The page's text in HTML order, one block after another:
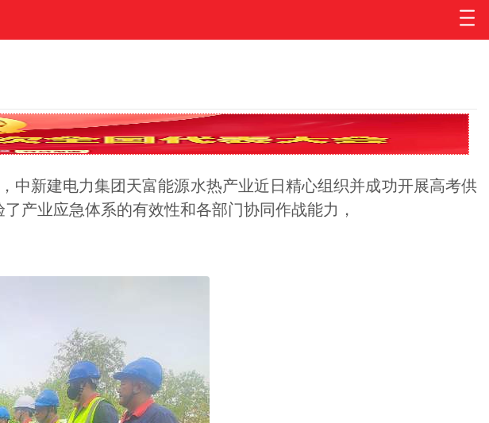
新建电力集团天富能源水热产业近日精心组织并成功开展高考供
产业应急体系的有效性和各部门协同作战能力，